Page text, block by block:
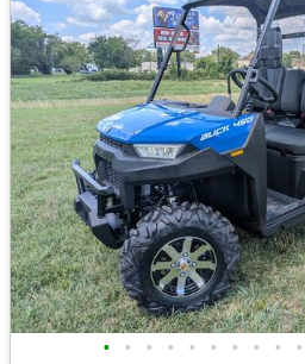
• • • • • • • • • •